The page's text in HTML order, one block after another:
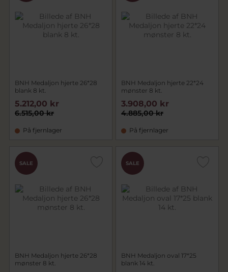
BNH Medaljon hjerte 26*28
blank 8 kt.
6.515,00 kr
5.212,00 kr
På fjernlager
BNH Medaljon hjerte 22*24
mønster 8 kt.
4.885,00 kr
3.908,00 kr
På fjernlager
SALE
BNH Medaljon hjerte 26*28
mønster 8 kt.
SALE
BNH Medaljon oval 17*25
blank 14 kt.